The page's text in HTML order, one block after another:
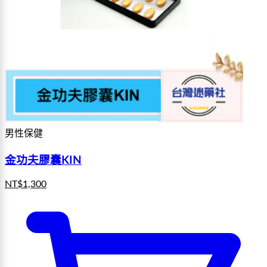
男性保健
金功夫膠囊KIN
NT$1,300